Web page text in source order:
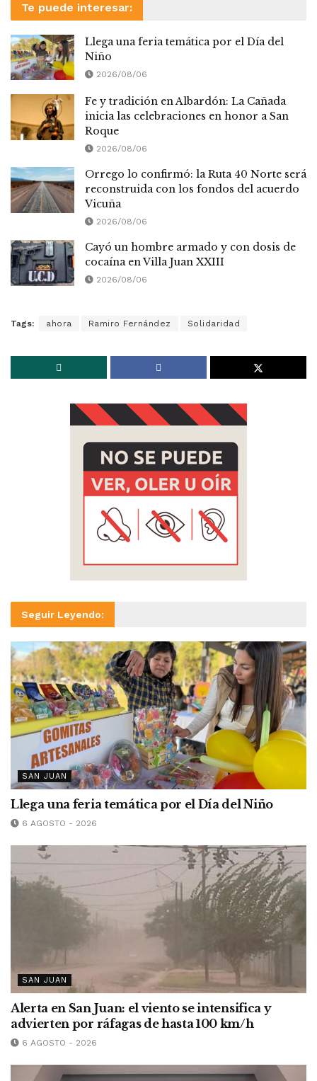
Te puede interesar:
Llega una feria temática por el Día del
Niño
2026/08/06
Fe y tradición en Albardón: La Cañada
inicia las celebraciones en honor a San
Roque
2026/08/06
Orrego lo confirmó: la Ruta 40 Norte será
reconstruida con los fondos del acuerdo
Vicuña
2026/08/06
Cayó un hombre armado y con dosis de
cocaína en Villa Juan XXIII
2026/08/06
Tags: ahora Ramiro Fernández Solidaridad
Seguir Leyendo:
SAN JUAN
Llega una feria temática por el Día del Niño
6 AGOSTO - 2026
SAN JUAN
Alerta en San Juan: el viento se intensifica y
advierten por ráfagas de hasta 100 km/h
6 AGOSTO - 2026